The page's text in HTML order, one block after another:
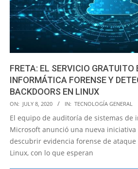
FRETA: EL SERVICIO GRATUITO
INFORMÁTICA FORENSE Y
BACKDOORS EN LINUX
2020-
07-
08
ON: JULY 8, 2020 IN: TECNOLOGÍA GENERAL
El equipo de auditoría de sistemas de
Microsoft anunció una nueva
descubrir evidencia forense de ataque
Linux, con lo que esperan